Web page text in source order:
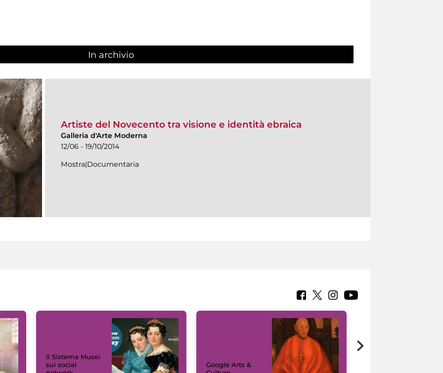
In archivio
Artiste del Novecento tra visione e identità ebraica
Galleria d'Arte Moderna
12/06 - 19/10/2014
Mostra|Documentaria
Il Sistema Musei
sui social
Google Arts &